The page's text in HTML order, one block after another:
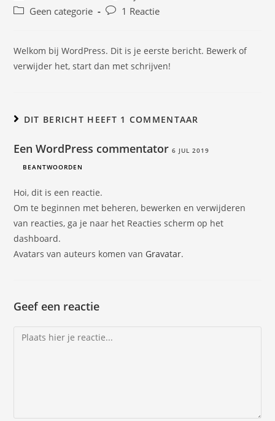
auteur:
gepubliceerd
Berichtcategorie:
Geen categorie
Bericht1 Reactie
Welkom bij WordPress. Dit is je eerste bericht. Bewerk of
verwijder het, start dan met schrijven!
DIT BERICHT HEEFT 1 COMMENTAAR
Een WordPress commentator 6 JUL 2019
BEANTWOORDEN
Hoi, dit is een reactie.
Om te beginnen met beheren, bewerken en verwijderen
van reacties, ga je naar het Reacties scherm op het
dashboard.
Avatars van auteurs komen van Gravatar.
Geef een reactie
Reactie